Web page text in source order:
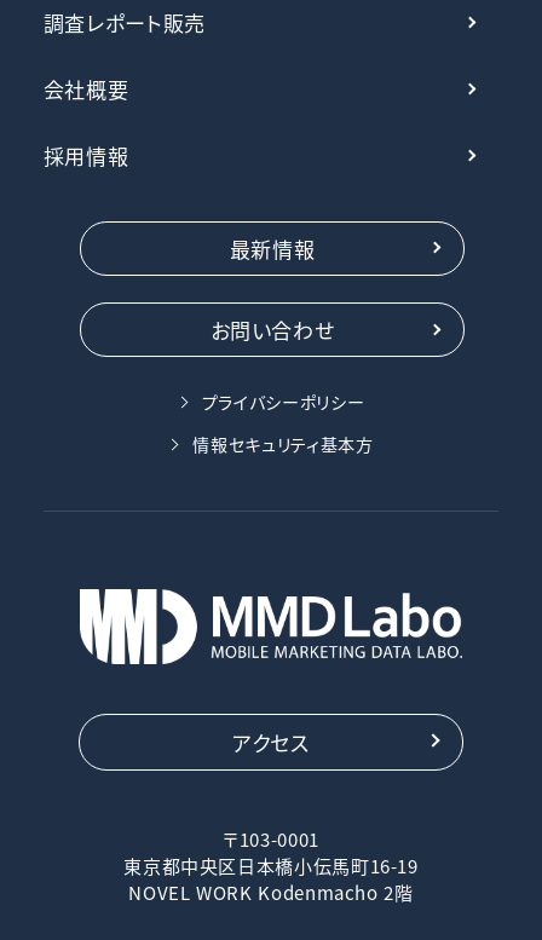
調査レポート販売
会社概要
採用情報
最新情報
お問い合わせ
プライバシーポリシー
情報セキュリティ基本方
アクセス
〒103-0001
東京都中央区日本橋小伝馬町16-19
NOVEL WORK Kodenmacho 2階